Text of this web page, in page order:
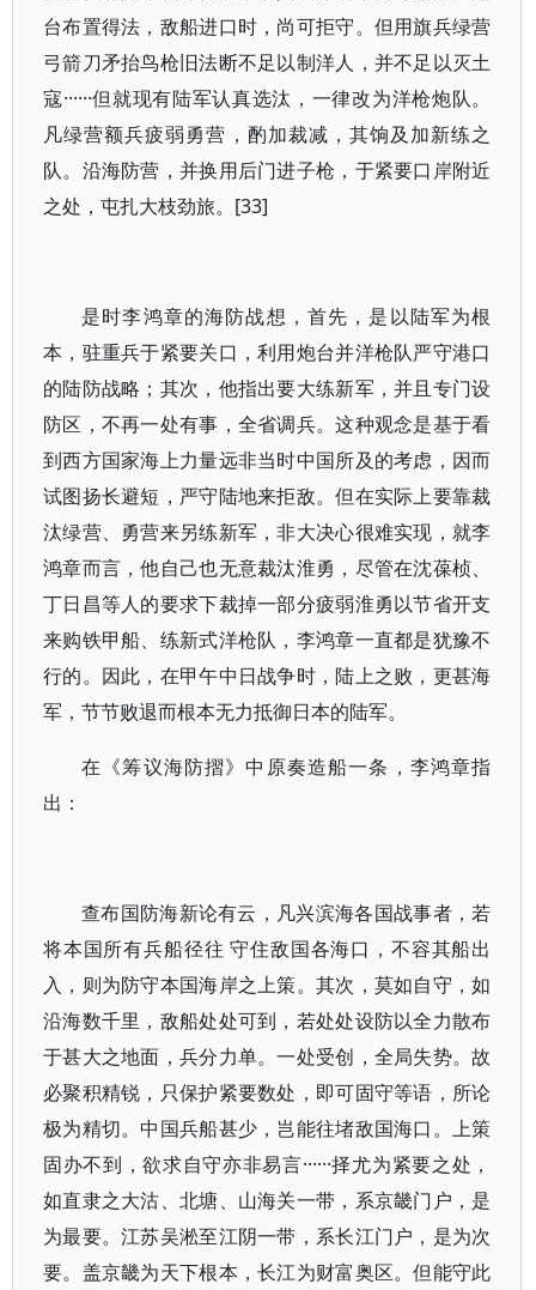
台布置得法，敌船进口时，尚可拒守。但用旗兵绿营
弓箭刀矛抬鸟枪旧法断不足以制洋人，并不足以灭土
寇······但就现有陆军认真选汰，一律改为洋枪炮队。
凡绿营额兵疲弱勇营，酌加裁减，其饷及加新练之
队。沿海防营，并换用后门进子枪，于紧要口岸附近
之处，屯扎大枝劲旅。[33]
是时李鸿章的海防战想，首先，是以陆军为根
本，驻重兵于紧要关口，利用炮台并洋枪队严守港口
的陆防战略；其次，他指出要大练新军，并且专门设
防区，不再一处有事，全省调兵。这种观念是基于看
到西方国家海上力量远非当时中国所及的考虑，因而
试图扬长避短，严守陆地来拒敌。但在实际上要靠裁
汰绿营、勇营来另练新军，非大决心很难实现，就李
鸿章而言，他自己也无意裁汰淮勇，尽管在沈葆桢、
丁日昌等人的要求下裁掉一部分疲弱淮勇以节省开支
来购铁甲船、练新式洋枪队，李鸿章一直都是犹豫不
行的。因此，在甲午中日战争时，陆上之败，更甚海
军，节节败退而根本无力抵御日本的陆军。
在《筹议海防摺》中原奏造船一条，李鸿章指
出：
查布国防海新论有云，凡兴滨海各国战事者，若
将本国所有兵船径往 守住敌国各海口，不容其船出
入，则为防守本国海岸之上策。其次，莫如自守，如
沿海数千里，敌船处处可到，若处处设防以全力散布
于甚大之地面，兵分力单。一处受创，全局失势。故
必聚积精锐，只保护紧要数处，即可固守等语，所论
极为精切。中国兵船甚少，岂能往堵敌国海口。上策
固办不到，欲求自守亦非易言······择尤为紧要之处，
如直隶之大沽、北塘、山海关一带，系京畿门户，是
为最要。江苏吴淞至江阴一带，系长江门户，是为次
要。盖京畿为天下根本，长江为财富奥区。但能守此